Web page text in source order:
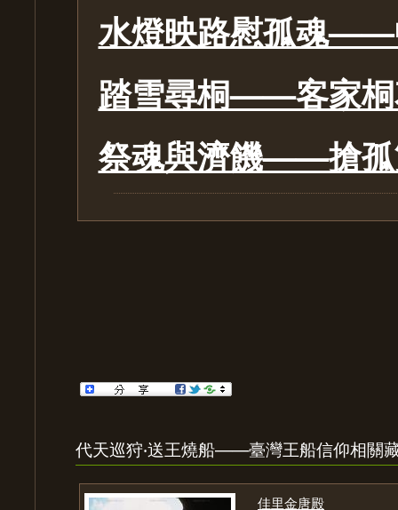
水燈映路慰孤魂——
踏雪尋桐——客家
祭魂與濟饑——搶孤
代天巡狩‧送王燒船——臺灣王船信仰相關
佳里金唐殿